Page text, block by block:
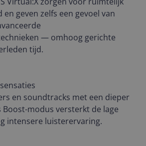
geven zelfs een gevoel van
— omhoog gerichte
tijd.
en soundtracks met een dieper
Boost-modus versterkt de lage
intensere luisterervaring.